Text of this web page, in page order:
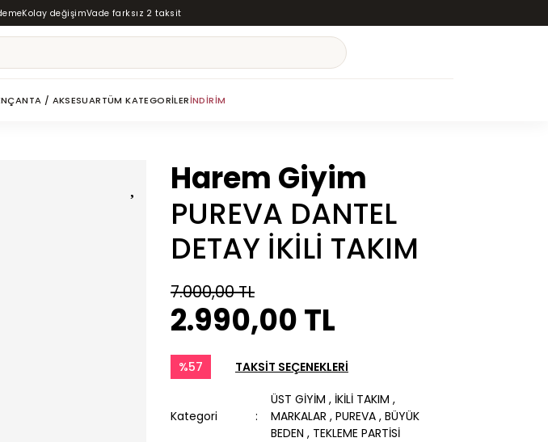
Kolay değişimVade farksız 2 taksit
ÇANTA / AKSESUARTÜM KATEGORILERİNDIRIM
Harem Giyim
PUREVA DANTEL
DETAY İKİLİ TAKIM
7.000,00 TL
2.990,00 TL
%57 TAKSİT SEÇENEKLERİ
Kategori
ÜST GİYİM , İKİLİ TAKIM ,
MARKALAR , PUREVA , BÜYÜK
BEDEN , TEKLEME PARTİSİ